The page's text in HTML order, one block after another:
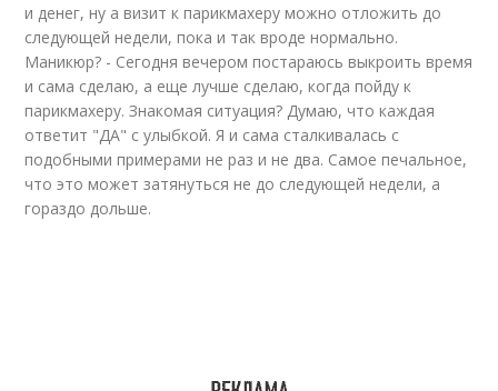
и денег, ну а визит к парикмахеру можно отложить до
следующей недели, пока и так вроде нормально.
Маникюр? - Сегодня вечером постараюсь выкроить время
и сама сделаю, а еще лучше сделаю, когда пойду к
парикмахеру. Знакомая ситуация? Думаю, что каждая
ответит "ДА" с улыбкой. Я и сама сталкивалась с
подобными примерами не раз и не два. Самое печальное,
что это может затянуться не до следующей недели, а
гораздо дольше.